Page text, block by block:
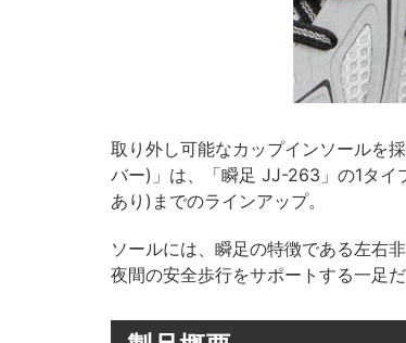
取り外し可能なカップインソールを
バー)」は、「瞬足 JJ-263」の1タ
あり)までのラインアップ。
ソールには、瞬足の特徴である左右
夜間の安全歩行をサポートする一足だ